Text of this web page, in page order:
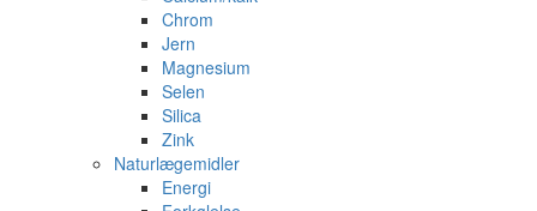
Chrom
Jern
Magnesium
Selen
Silica
Zink
Naturlægemidler
Energi